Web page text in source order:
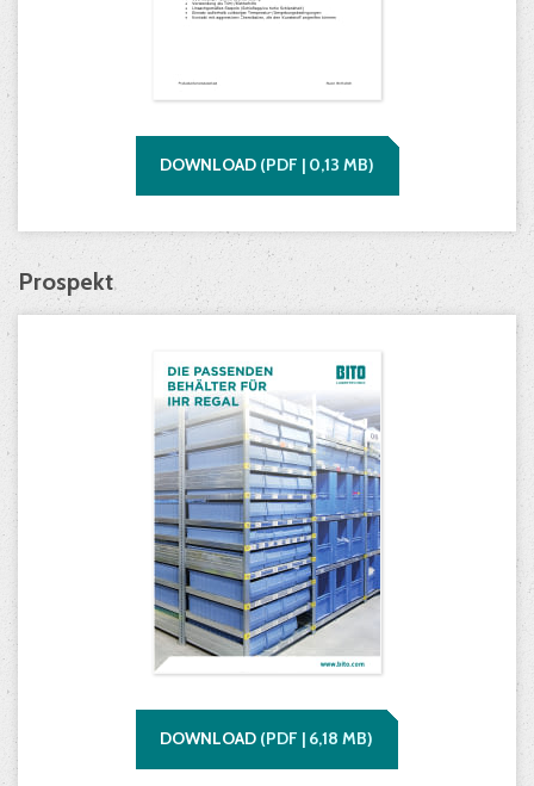
DOWNLOAD (PDF | 0,13 MB)
Prospekt
DOWNLOAD (PDF | 6,18 MB)